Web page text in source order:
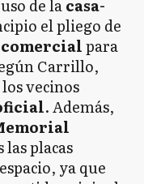
de lacasa-
el pliego de
para
Carrillo,
vecinos
. Además,
placas
ya que